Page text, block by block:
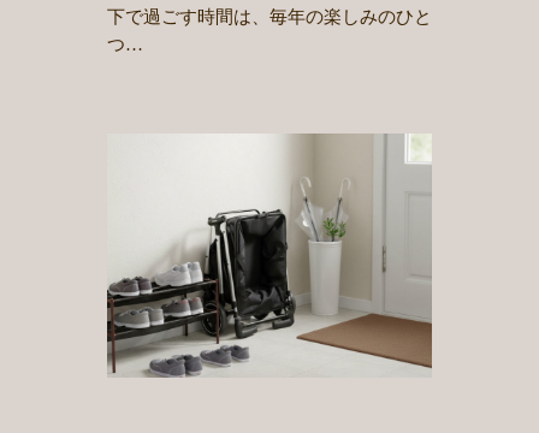
下で過ごす時間は、毎年の楽しみのひと
つ…